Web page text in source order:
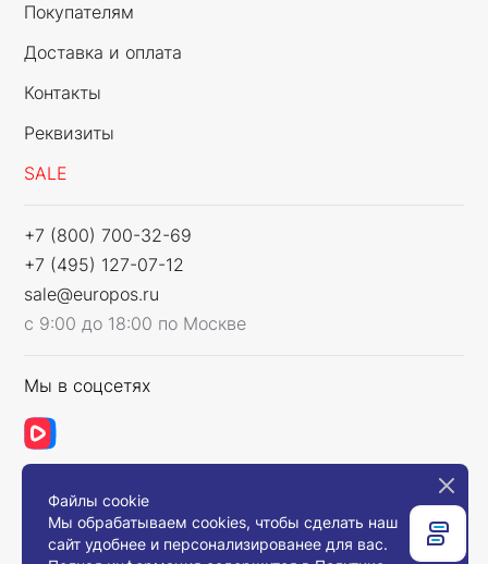
Покупателям
Доставка и оплата
Контакты
Реквизиты
SALE
+7 (800) 700-32-69
+7 (495) 127-07-12
sale@europos.ru
с 9:00 до 18:00 по Москве
Мы в соцсетях
Связаться с нами
Файлы cookie
Мы обрабатываем cookies, чтобы сделать наш
сайт удобнее и персонализированее для вас.